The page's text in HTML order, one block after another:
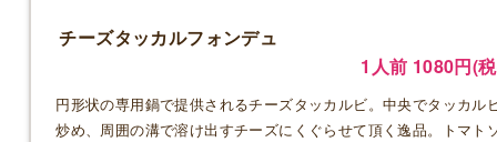
チーズタッカルフォンデュ
1人前 1080円(
円形状の専用鍋で提供されるチーズタッカルビ。中央でタッカル
炒め、周囲の溝で溶け出すチーズにくぐらせて頂く逸品。トマト